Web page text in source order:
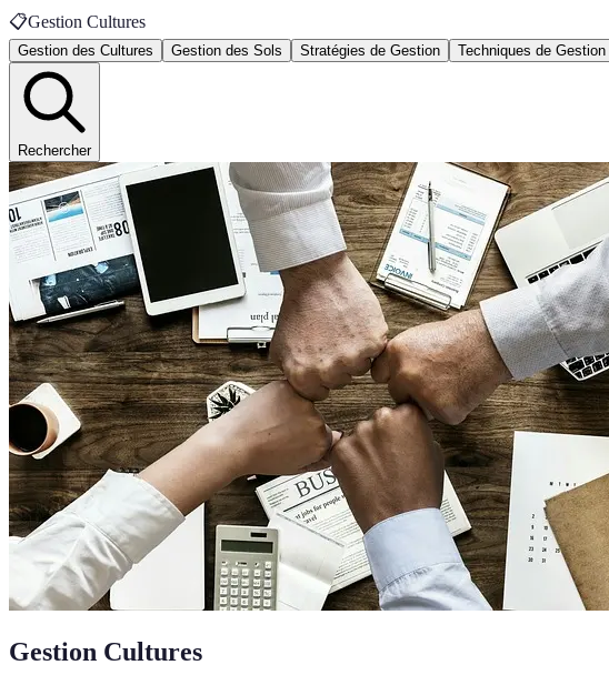
📋Gestion Cultures
Gestion des Cultures Gestion des Sols Stratégies de Gestion Techniques de Gestion
Rechercher
Gestion Cultures